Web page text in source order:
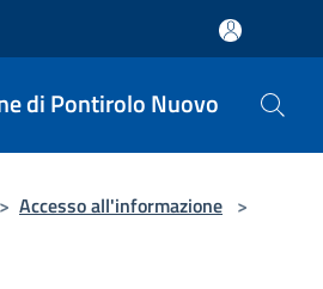
di Pontirolo Nuovo
> Accesso all'informazione >